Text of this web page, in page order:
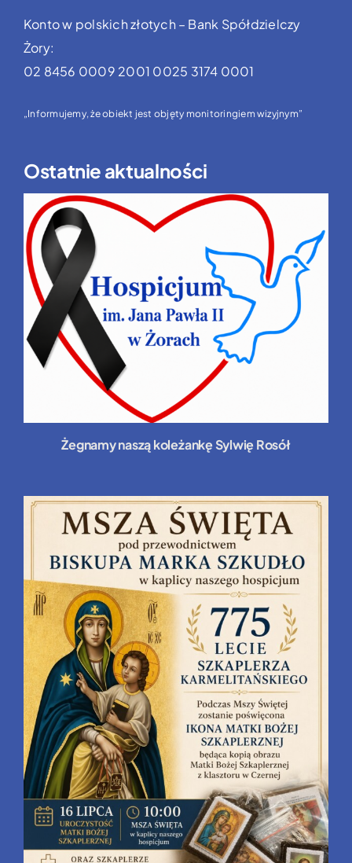
Konto w polskich złotych – Bank Spółdzielczy
Żory:
02 8456 0009 2001 0025 3174 0001
„Informujemy, że obiekt jest objęty monitoringiem wizyjnym”
Ostatnie aktualności
Żegnamy naszą koleżankę Sylwię Rosół